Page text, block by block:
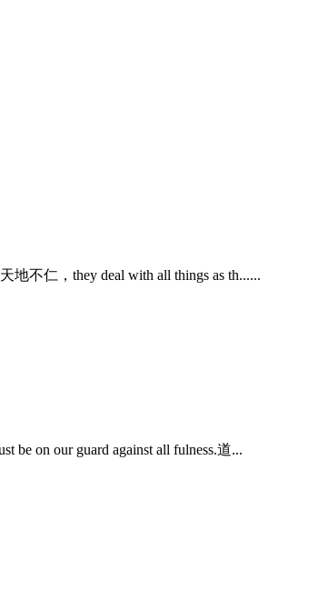
地不仁，they deal with all things as th......
be on our guard against all fulness.道...